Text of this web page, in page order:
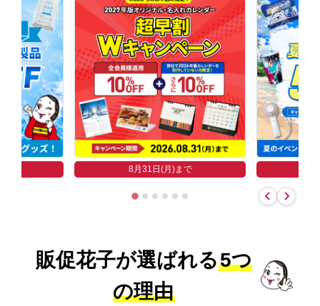
8月31日(月)まで
販促花子が選ばれる5つ
の理由